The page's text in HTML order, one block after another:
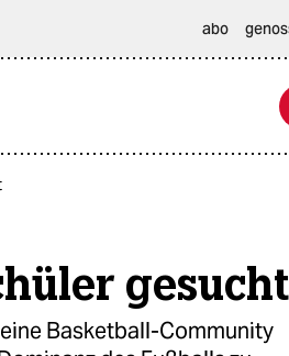
abo
gesucht
Basketball-Community